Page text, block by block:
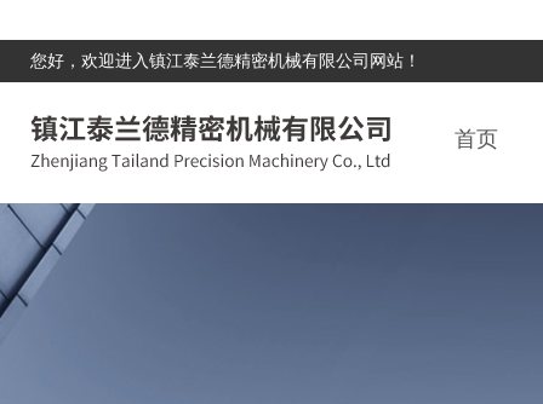
您好，欢迎进入镇江泰兰德精密机械有限公司网站！
首页